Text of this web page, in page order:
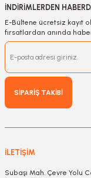
İNDİRİMLERDEN
E-Bültene ücretsiz kayıt
fırsatlardan anında
SİPARİŞ TAKİBİ
İLETİŞİM
Subaşı Mah. Çevre Yolu